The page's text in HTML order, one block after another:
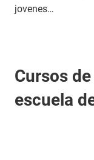
jovenes…
Cursos
escuela